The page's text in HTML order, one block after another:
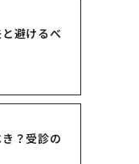
避けるべ
？受診の